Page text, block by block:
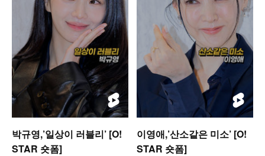
박규영,’일상이 러블리’ [O!
STAR 숏폼]
이영애,’산소같은 미소’ [O!
STAR 숏폼]